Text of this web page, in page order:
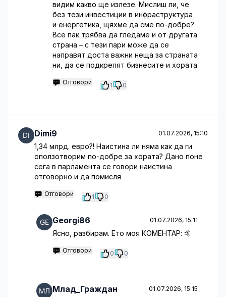
видим какво ще излезе. Мислиш ли, че
без тези инвестиции в инфраструктура
и енергетика, щяхме да сме по-добре?
Все пак трябва да гледаме и от другата
страна – с тези пари може да се
направят доста важни неща за страната
ни, да се подкрепят бизнесите и хората
Отговори 1 0
Dimi9 01.07.2026, 15:10
1,34 млрд. евро?! Наистина ли няма как да ги
оползотворим по-добре за хората? Дано поне
сега в парламента се говори наистина
отговорно и да помисля
Отговори 1 0
Georgi86 01.07.2026, 15:11
Ясно, разбирам. Ето моя КОМЕНТАР: 🤙
Отговори 0 0
Млад_Граждан 01.07.2026, 15:15